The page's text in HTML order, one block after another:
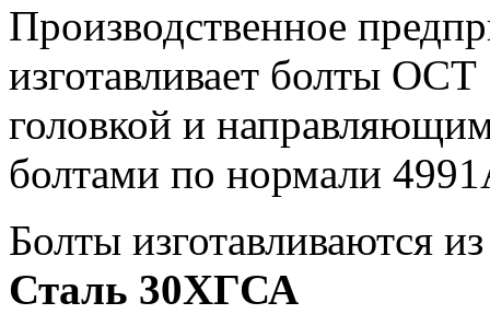
Производственное
изготавливает болты
головкой и
болтами по нормали
Болты изготавливаются
Сталь 30ХГСА